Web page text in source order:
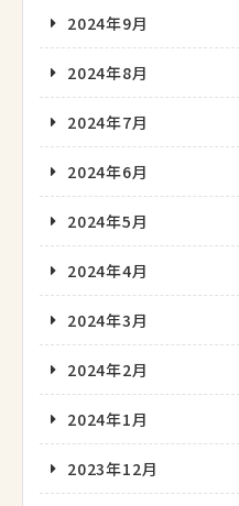
2024年9月
2024年8月
2024年7月
2024年6月
2024年5月
2024年4月
2024年3月
2024年2月
2024年1月
2023年12月